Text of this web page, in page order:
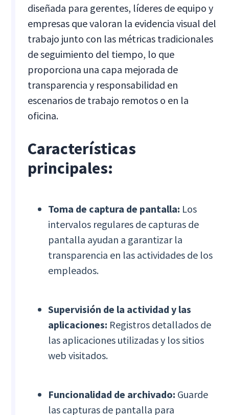
diseñada para gerentes, líderes de equipo y
empresas que valoran la evidencia visual del
trabajo junto con las métricas tradicionales
de seguimiento del tiempo, lo que
proporciona una capa mejorada de
transparencia y responsabilidad en
escenarios de trabajo remotos o en la
oficina.
Características
principales:
Toma de captura de pantalla: Los
intervalos regulares de capturas de
pantalla ayudan a garantizar la
transparencia en las actividades de los
empleados.
Supervisión de la actividad y las
aplicaciones: Registros detallados de
las aplicaciones utilizadas y los sitios
web visitados.
Funcionalidad de archivado: Guarde
las capturas de pantalla para